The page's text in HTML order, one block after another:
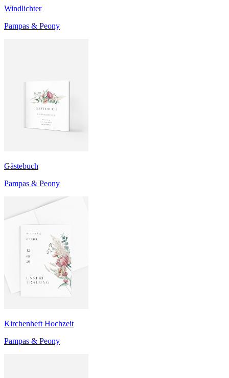
Windlichter
Pampas & Peony
Gästebuch
Pampas & Peony
Kirchenheft Hochzeit
Pampas & Peony